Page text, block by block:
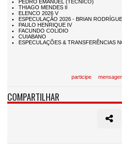
participe
COMPARTILHAR